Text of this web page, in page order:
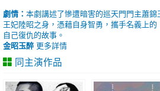
劇情： 本劇講述了慘遭暗害的巡天門門主蕭
王妃陸昭之身，憑藉自身智勇，攜手名義上
自己復仇的故事。
金昭玉醉 更多詳情
同主演作品